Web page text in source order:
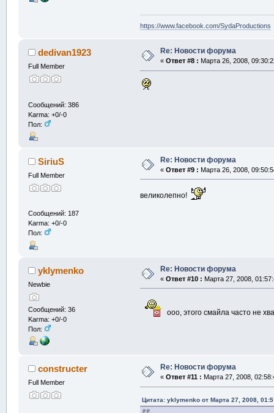
https://www.facebook.com/SydaProductions
dedivan1923
Full Member
Сообщений: 386
Karma: +0/-0
Пол:
Re: Новости форума
« Ответ #8 : Марта 26, 2008,
SiriuS
Full Member
Сообщений: 187
Karma: +0/-0
Пол:
Re: Новости форума
« Ответ #9 : Марта 26, 2008,
великолепно!
yklymenko
Newbie
Сообщений: 36
Karma: +0/-0
Пол:
Re: Новости форума
« Ответ #10 : Марта 27, 2008,
ооо, этого смайла часто не
constructer
Full Member
Re: Новости форума
« Ответ #11 : Марта 27, 2008,
Цитата: yklymenko от Марта 27, 2008,